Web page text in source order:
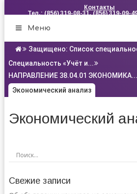
Контакты
Тел.: (856) 319-08-31, (856) 319-09-
Меню
Защищено: Список
Специальность «Учёт и...
НАПРАВЛЕНИЕ 38.04.01 ЭКОНОМИКА...
Экономический анализ
Экономический
Свежие записи